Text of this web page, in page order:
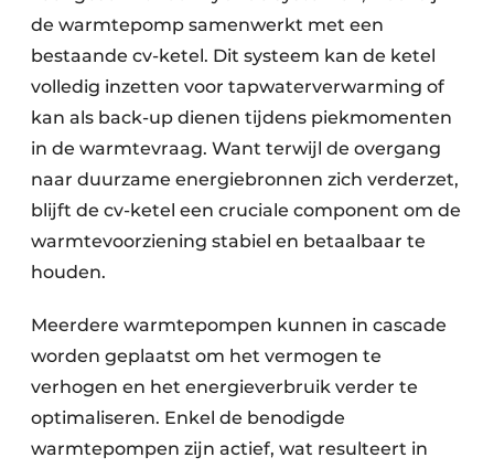
de warmtepomp samenwerkt met een
bestaande cv-ketel. Dit systeem kan de ketel
volledig inzetten voor tapwaterverwarming of
kan als back-up dienen tijdens piekmomenten
in de warmtevraag. Want terwijl de overgang
naar duurzame energiebronnen zich verderzet,
blijft de cv-ketel een cruciale component om de
warmtevoorziening stabiel en betaalbaar te
houden.
Meerdere warmtepompen kunnen in cascade
worden geplaatst om het vermogen te
verhogen en het energieverbruik verder te
optimaliseren. Enkel de benodigde
warmtepompen zijn actief, wat resulteert in